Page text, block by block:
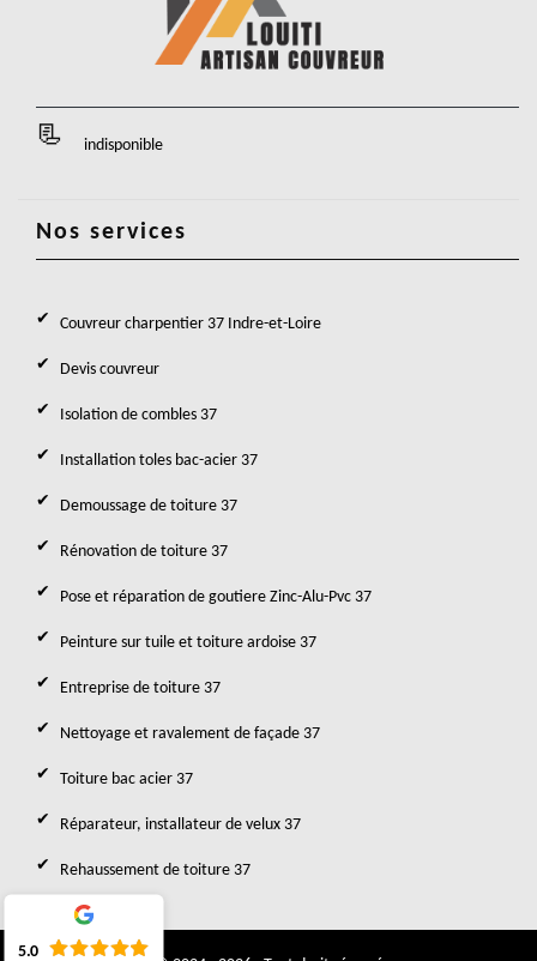
indisponible
Nos services
Couvreur charpentier 37 Indre-et-Loire
Devis couvreur
Isolation de combles 37
Installation toles bac-acier 37
Demoussage de toiture 37
Rénovation de toiture 37
Pose et réparation de goutiere Zinc-Alu-Pvc 37
Peinture sur tuile et toiture ardoise 37
Entreprise de toiture 37
Nettoyage et ravalement de façade 37
Toiture bac acier 37
Réparateur, installateur de velux 37
Rehaussement de toiture 37
5.0